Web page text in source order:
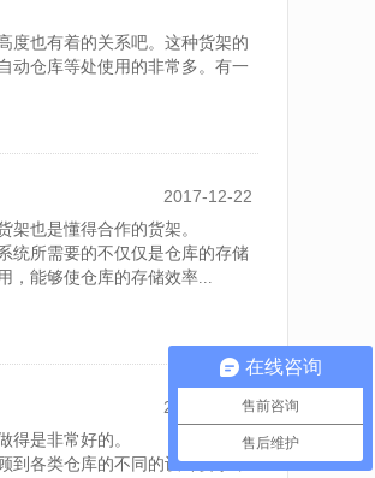
度也有着的关系吧。这种货架的
动仓库等处使用的非常多。有一
2017-12-22
也是懂得合作的货架。
统所需要的不仅仅是仓库的存储
，能够使仓库的存储效率...
2017-12-21
得是非常好的。
到各类仓库的不同的设计要求，
在线咨询
售前咨询
售后维护